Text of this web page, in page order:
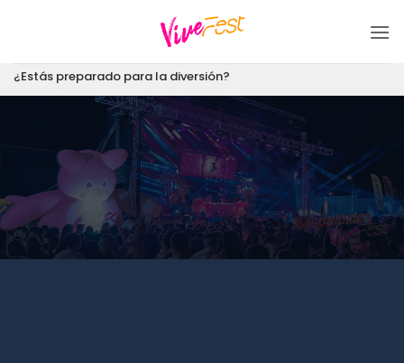
¿Estás preparado para la diversión?